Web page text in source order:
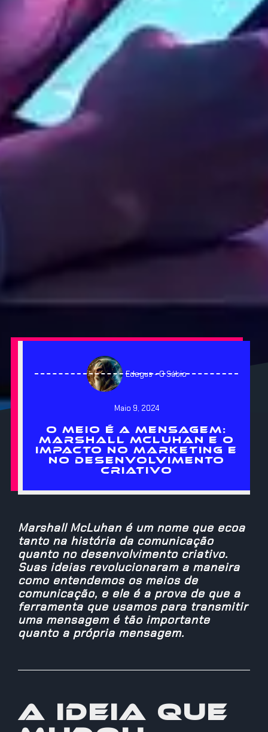
Edegus - O Sábio
Maio 9, 2024
O MEIO É A MENSAGEM:
MARSHALL MCLUHAN E O
IMPACTO NO MARKETING E
NO DESENVOLVIMENTO
CRIATIVO
Marshall McLuhan é um nome que ecoa
tanto na história da comunicação
quanto no desenvolvimento criativo.
Suas ideias revolucionaram a maneira
como entendemos os meios de
comunicação, e ele é a prova de que a
ferramenta que usamos para transmitir
uma mensagem é tão importante
quanto a própria mensagem.
A ideia que